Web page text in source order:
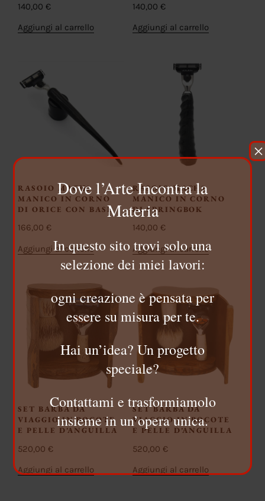
140,00 €
Aggiungi al carrello
140,00 €
Aggiungi al carrello
RASOIO MACH3
MANICO IN CORNO
DI ORICE CON BASE
166,00 €
Aggiungi al carrello
RASOIO MACH3
MANICO IN CORNO
DI SPRINGBOK
140,00 €
Aggiungi al carrello
SET BARBA DA
VIAGGIO IN BOCOTE
E PELLE D’ANGUILLA
520,00 €
Aggiungi al carrello
SET BARBA DA
VIAGGIO IN BOCOTE
E PELLE D’ANGUILLA
520,00 €
Aggiungi al carrello
Dove l’Arte Incontra la
Materia
In questo sito trovi solo una
selezione dei miei lavori:
ogni creazione è pensata per
essere su misura per te.
Hai un’idea? Un progetto
speciale?
Contattami e trasformiamolo
insieme in un’opera unica.
×